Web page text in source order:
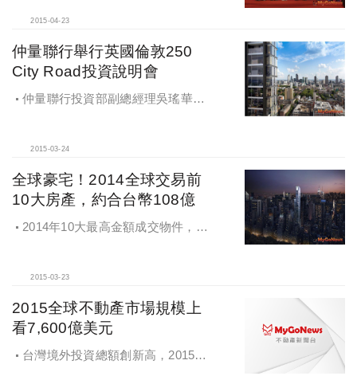
2015-04-23
仲量聯行舉行英國倫敦250
City Road投資說明會
仲量聯行投資部副總經理吳瑤華表
2015-03-24
全球豪宅！2014全球交易前
10大房產，約合台幣108億
2014年10大最高金額成交物件，前3
2015-03-23
2015全球不動產市場規模上
看7,600億美元
台灣境外投資總額創新高，2015全